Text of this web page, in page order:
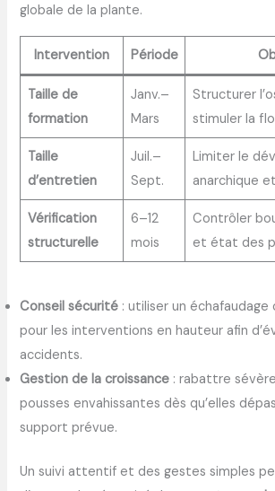
globale de la plante.
Intervention Période
Taille de
formation
Janv.–
Mars
Structurer
stimuler la
Taille
d’entretien
Juil.–
Sept.
Limiter le
anarchique
Vérification
structurelle
6–12
mois
Contrôler
et état des
Conseil sécurité : utiliser un échafaudage
pour les interventions en hauteur afin
accidents.
Gestion de la croissance : rabattre
pousses envahissantes dès qu’elles
support prévue.
Un suivi attentif et des gestes simples